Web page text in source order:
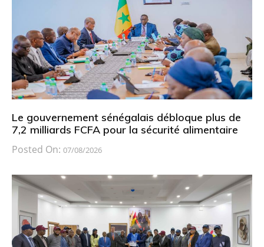
Le gouvernement sénégalais débloque plus de
7,2 milliards FCFA pour la sécurité alimentaire
Posted On: 07/08/2026